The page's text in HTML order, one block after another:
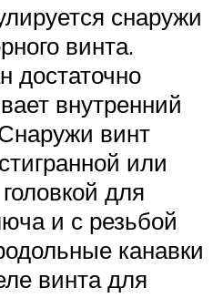
снаружи
винта.
достаточно
внутренний
винт
или
для
и с резьбой
канавки
винта для